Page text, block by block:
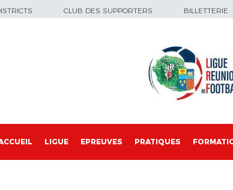
CLUB DES SUPPORTERS BILLETTERIE
LIGUE EPREUVES PRATIQUES